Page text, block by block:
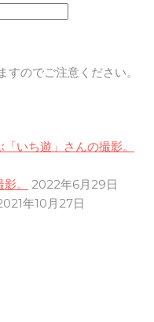
のでご注意ください。
いち遊」さんの撮影。
。
2022年6月29日
年10月27日